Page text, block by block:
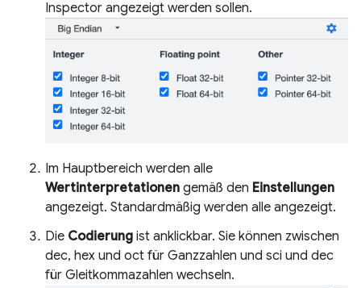
Inspector angezeigt werden sollen.
Im Hauptbereich werden alle
Wertinterpretationen gemäß den Einstellungen
angezeigt. Standardmäßig werden alle angezeigt.
Die Codierung ist anklickbar. Sie können zwischen
dec, hex und oct für Ganzzahlen und sci und dec
für Gleitkommazahlen wechseln.